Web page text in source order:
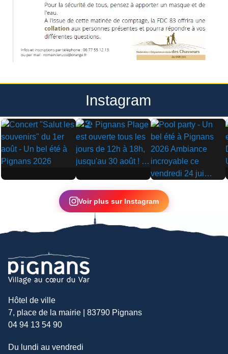
Instagram
▶ ▶
▶
Voir plus sur Instagram
Hôtel de ville
7, place de la mairie | 83790 Pignans
04 94 13 54 90
Du lundi au vendredi